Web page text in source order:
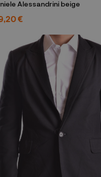
Alessandrini beige
€